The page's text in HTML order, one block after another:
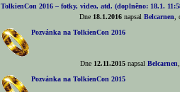
TolkienCon 2016 – fotky, video, atd. (doplněno: 18.1.
Dne 18.1.2016 napsalBelcarnen
Pozvánka na TolkienCon 2016
Dne 12.11.2015 napsalBelcarnen
Pozvánka na TolkienCon 2015